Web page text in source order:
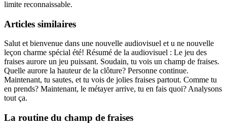
limite reconnaissable.
Articles similaires
Salut et bienvenue dans une nouvelle audiovisuel et u ne nouvelle
leçon charme spécial été! Résumé de la audiovisuel : Le jeu des
fraises aurore un jeu puissant. Soudain, tu vois un champ de fraises.
Quelle aurore la hauteur de la clôture? Personne continue.
Maintenant, tu sautes, et tu vois de jolies fraises partout. Comme tu
en prends? Maintenant, le métayer arrive, tu en fais quoi? Analysons
tout ça.
La routine du champ de fraises